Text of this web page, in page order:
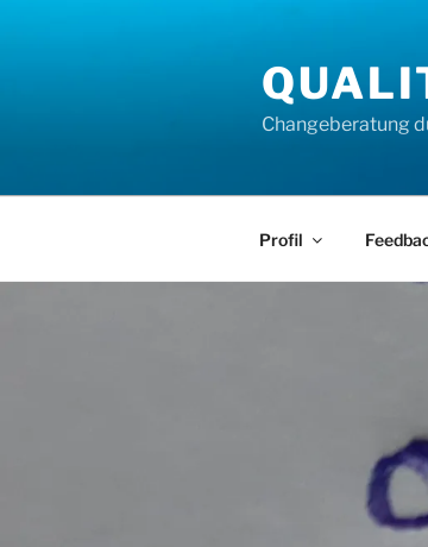
Changeberatung
Profil